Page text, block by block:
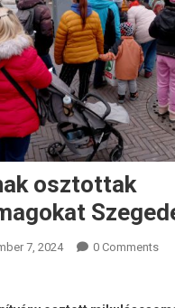
osztottak
7, 2024 0 Comments